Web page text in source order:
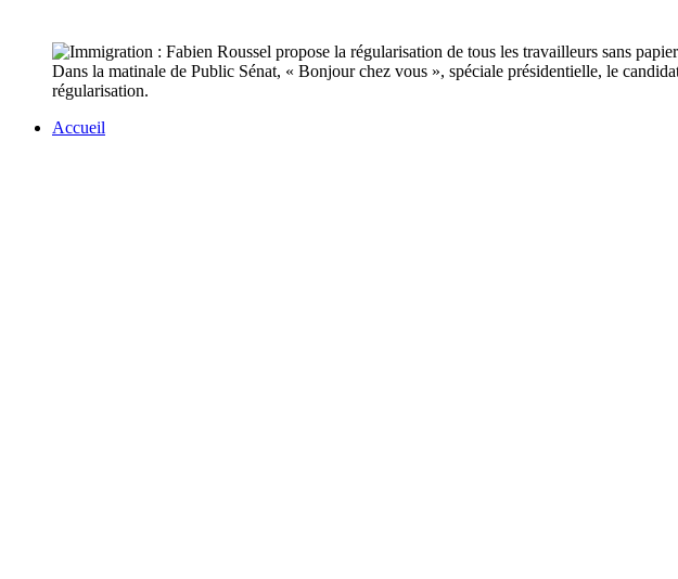
Dans la matinale de Public Sénat, « Bonjour chez vous », spéciale présidentielle, le
régularisation.
Accueil